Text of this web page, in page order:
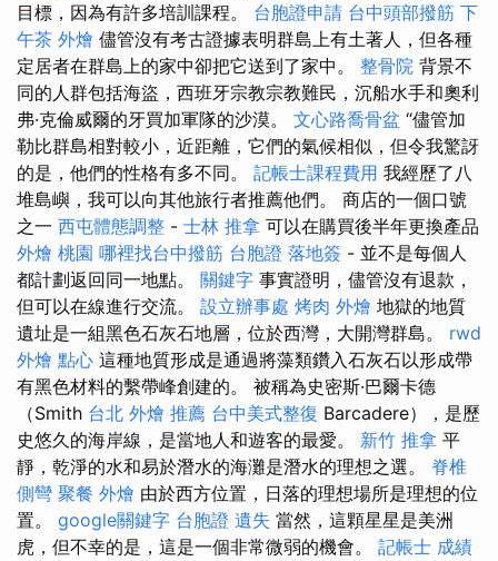
目標，因為有許多培訓課程。 台胞證申請 台中頭部撥筋 下
午茶 外燴 儘管沒有考古證據表明群島上有土著人，但各種
定居者在群島上的家中卻把它送到了家中。 整骨院 背景不
同的人群包括海盜，西班牙宗教宗教難民，沉船水手和奧利
弗·克倫威爾的牙買加軍隊的沙漠。 文心路喬骨盆 “儘管加
勒比群島相對較小，近距離，它們的氣候相似，但令我驚訝
的是，他們的性格有多不同。 記帳士課程費用 我經歷了八
堆島嶼，我可以向其他旅行者推薦他們。 商店的一個口號
之一 西屯體態調整 - 士林 推拿 可以在購買後半年更換產品
外燴 桃園 哪裡找台中撥筋 台胞證 落地簽 - 並不是每個人
都計劃返回同一地點。 關鍵字 事實證明，儘管沒有退款，
但可以在線進行交流。 設立辦事處 烤肉 外燴 地獄的地質
遺址是一組黑色石灰石地層，位於西灣，大開灣群島。 rwd
外燴 點心 這種地質形成是通過將藻類鑽入石灰石以形成帶
有黑色材料的繫帶峰創建的。 被稱為史密斯·巴爾卡德
（Smith 台北 外燴 推薦 台中美式整復 Barcadere），是歷
史悠久的海岸線，是當地人和遊客的最愛。 新竹 推拿 平
靜，乾淨的水和易於潛水的海灘是潛水的理想之選。 脊椎
側彎 聚餐 外燴 由於西方位置，日落的理想場所是理想的位
置。 google關鍵字 台胞證 遺失 當然，這顆星星是美洲
虎，但不幸的是，這是一個非常微弱的機會。 記帳士 成績